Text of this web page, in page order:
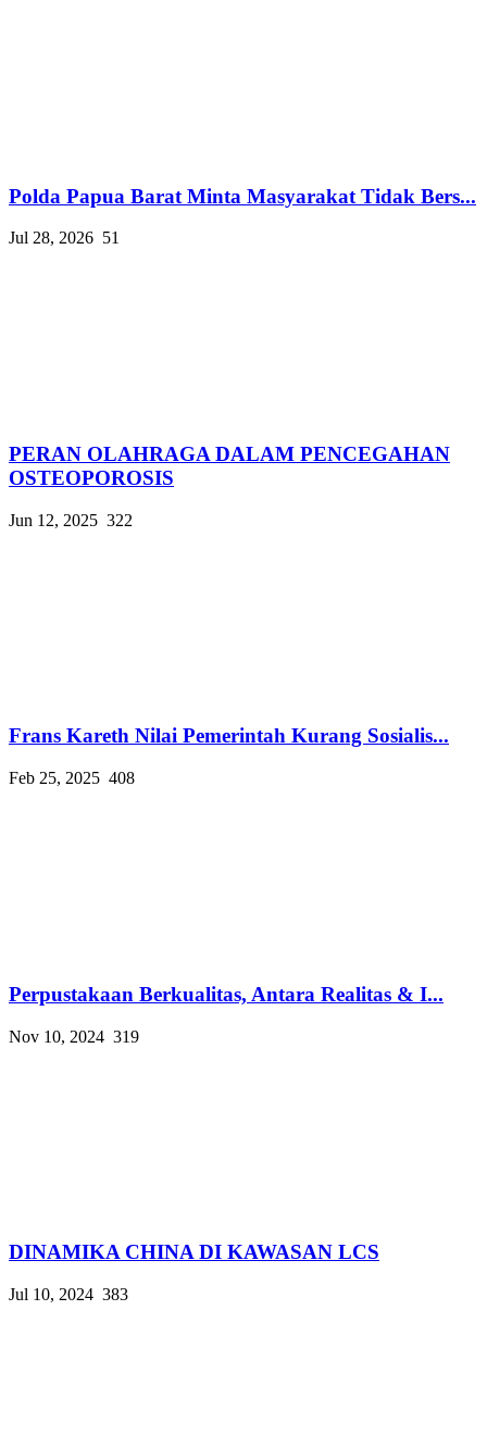
Polda Papua Barat Minta Masyarakat Tidak Bers...
Jul 28, 2026 51
PERAN OLAHRAGA DALAM PENCEGAHAN
OSTEOPOROSIS
Jun 12, 2025 322
Frans Kareth Nilai Pemerintah Kurang Sosialis...
Feb 25, 2025 408
Perpustakaan Berkualitas, Antara Realitas & I...
Nov 10, 2024 319
DINAMIKA CHINA DI KAWASAN LCS
Jul 10, 2024 383